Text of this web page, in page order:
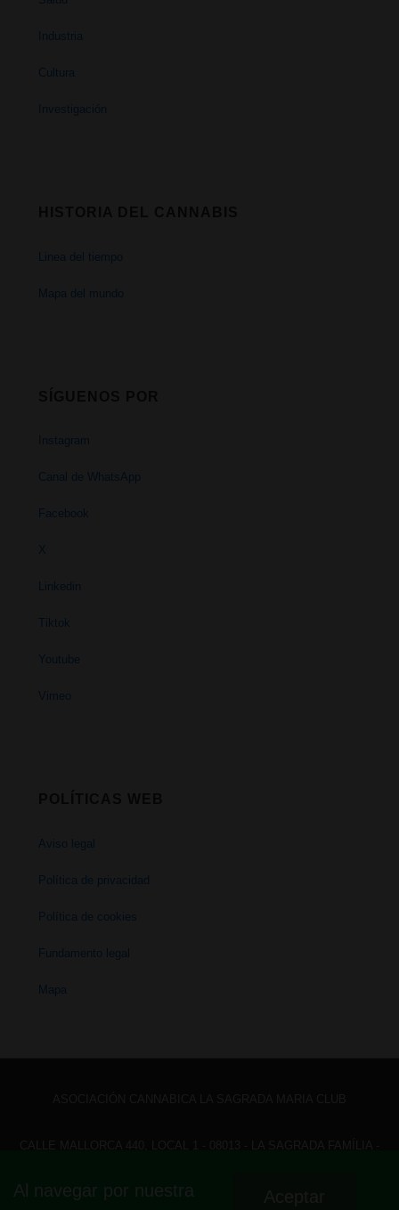
Industria
Cultura
Investigación
Linea del tiempo
Mapa del mundo
Instagram
Canal de WhatsApp
Facebook
X
Linkedin
Tiktok
Youtube
Vimeo
Aviso legal
Política de privacidad
Política de cookies
Fundamento legal
Mapa
Al navegar por nuestra